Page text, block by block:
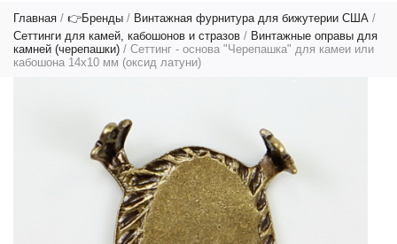
Главная / 👉Бренды / Винтажная фурнитура для бижутерии США /
Сеттинги для камей, кабошонов и стразов / Винтажные оправы для
камней (черепашки) / Сеттинг - основа "Черепашка" для камеи или
кабошона 14х10 мм (оксид латуни)